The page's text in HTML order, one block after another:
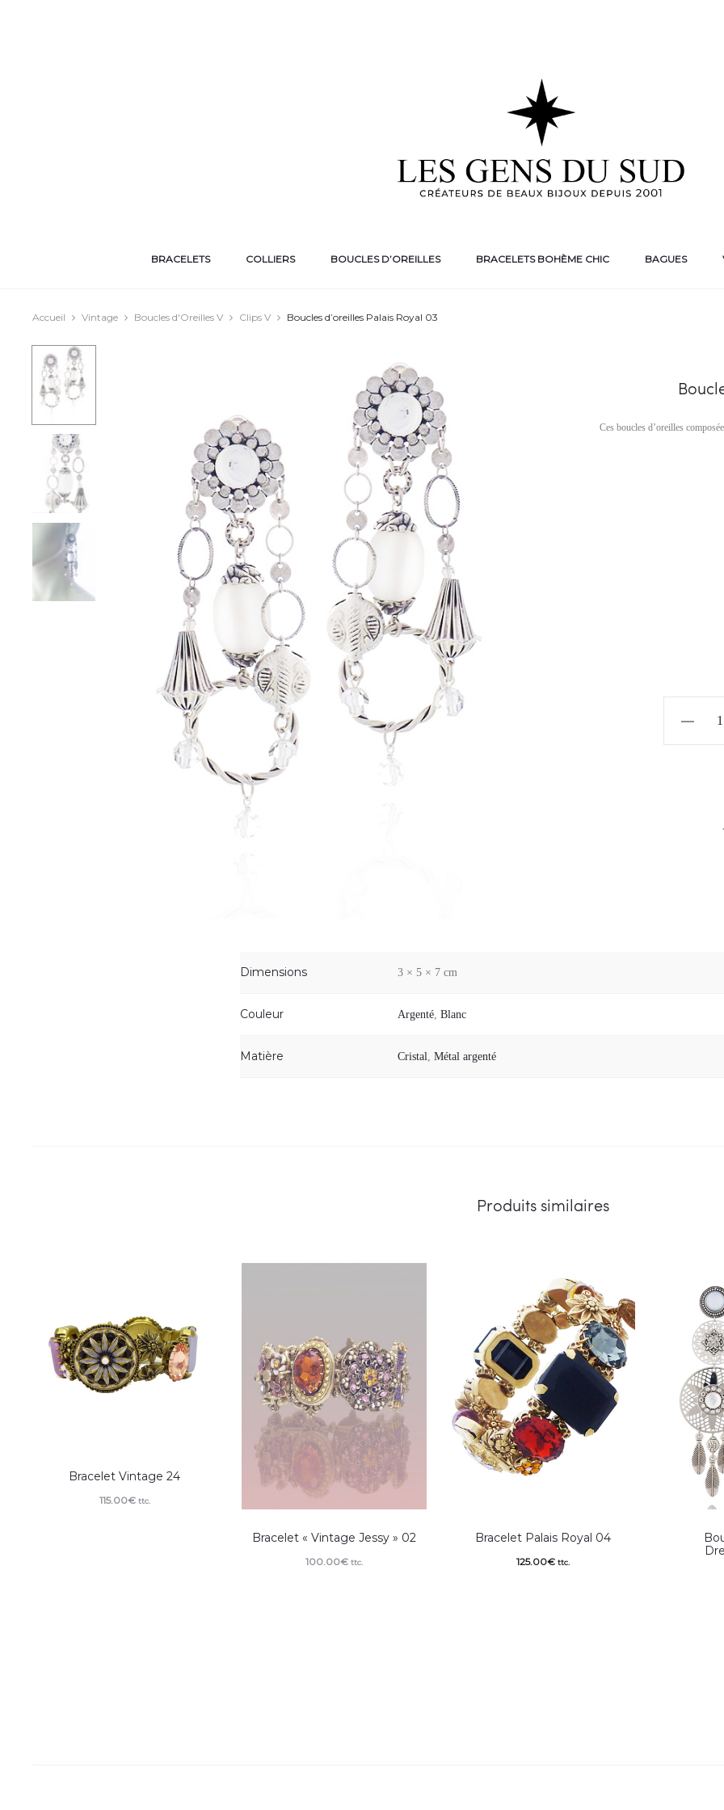
BRACELETS COLLIERS BOUCLES D’OREILLES BRACELETS BOHÈME CHIC BAGUES
Accueil Vintage Boucles d'Oreilles V Clips V Boucles d’oreilles Palais Royal 03
Ces boucles d’oreilles
quantité
Dimensions 3 × 5 × 7 cm
Couleur Argenté, Blanc
Matière Cristal, Métal argenté
Produits similaires
Bracelet Vintage 24
115.00€ ttc.
Bracelet « Vintage Jessy » 02
100.00€ ttc.
Bracelet Palais Royal 04
125.00€ ttc.